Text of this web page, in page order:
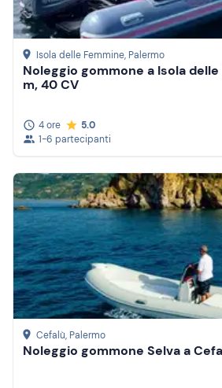
Isola delle Femmine, Palermo
Noleggio gommone a Isola
m, 40 CV
4 ore
5.0
1-6 partecipanti
Cefalù, Palermo
Noleggio gommone Selva a